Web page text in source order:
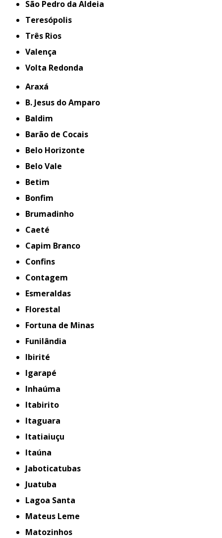
São Pedro da Aldeia
Teresópolis
Três Rios
Valença
Volta Redonda
Araxá
B. Jesus do Amparo
Baldim
Barão de Cocais
Belo Horizonte
Belo Vale
Betim
Bonfim
Brumadinho
Caeté
Capim Branco
Confins
Contagem
Esmeraldas
Florestal
Fortuna de Minas
Funilândia
Ibirité
Igarapé
Inhaúma
Itabirito
Itaguara
Itatiaiuçu
Itaúna
Jaboticatubas
Juatuba
Lagoa Santa
Mateus Leme
Matozinhos